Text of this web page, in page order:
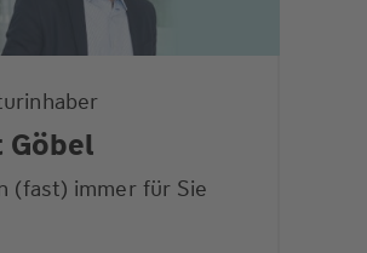
Göbel
(fast) immer für Sie